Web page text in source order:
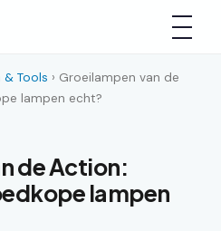
Tools › Groeilampen van de
lampen echt?
de Action:
lampen